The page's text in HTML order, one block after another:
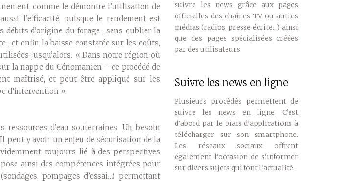
comme le démontre l’utilisation de
l’efficacité, puisque le rendement est
d’origine du forage ; sans oublier la
; et enfin la baisse constatée sur les coûts,
jusqu’alors. « Dans notre région où
la nappe du Cénomanien – ce procédé de
maîtrisé, et peut être appliqué sur les
d’intervention ».
d’eau souterraines. Un besoin
peut y avoir un enjeu de sécurisation de la
toujours lié à des perspectives
ainsi des compétences intégrées pour
pompages d’essai…) permettant
suivre les news grâce aux pages
officielles des chaînes TV ou autres
médias (radios, presse écrite…) ainsi
que des pages spécialisées créées
par des utilisateurs.
Suivre les news en ligne
Plusieurs procédés permettent de
suivre les news en ligne. C’est
d’abord par le biais d’applications à
télécharger sur son smartphone.
Les réseaux sociaux offrent
également l’occasion de s’informer
sur divers sujets qui font l’actualité.